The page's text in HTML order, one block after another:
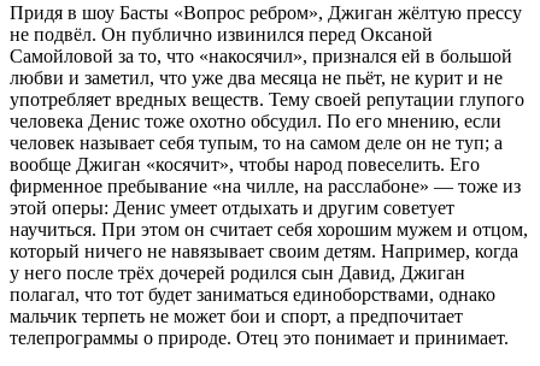
Придя в шоу Басты «Вопрос ребром», Джиган жёлтую прессу
не подвёл. Он публично извинился перед Оксаной
Самойловой за то, что «накосячил», признался ей в большой
любви и заметил, что уже два месяца не пьёт, не курит и не
употребляет вредных веществ. Тему своей репутации глупого
человека Денис тоже охотно обсудил. По его мнению, если
человек называет себя тупым, то на самом деле он не туп; а
вообще Джиган «косячит», чтобы народ повеселить. Его
фирменное пребывание «на чилле, на расслабоне» — тоже из
этой оперы: Денис умеет отдыхать и другим советует
научиться. При этом он считает себя хорошим мужем и отцом,
который ничего не навязывает своим детям. Например, когда
у него после трёх дочерей родился сын Давид, Джиган
полагал, что тот будет заниматься единоборствами, однако
мальчик терпеть не может бои и спорт, а предпочитает
телепрограммы о природе. Отец это понимает и принимает.